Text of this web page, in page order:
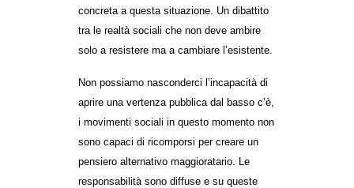
concreta a questa situazione. Un dibattito
tra le realtà sociali che non deve ambire
solo a resistere ma a cambiare l’esistente.
Non possiamo nasconderci l’incapacità di
aprire una vertenza pubblica dal basso c’è,
i movimenti sociali in questo momento non
sono capaci di ricomporsi per creare un
pensiero alternativo maggioratario. Le
responsabilità sono diffuse e su queste